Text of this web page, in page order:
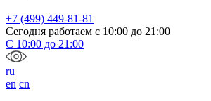
+7 (499) 449-81-81
Сегодня работаем с 10:00 до 21:00
С 10:00 до 21:00
ru
en cn